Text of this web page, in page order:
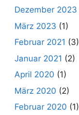
Dezember 2023
März 2023 (1)
Februar 2021 (3)
Januar 2021 (2)
April 2020 (1)
März 2020 (2)
Februar 2020 (1)